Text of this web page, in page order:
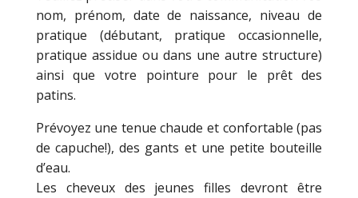
nom, prénom, date de naissance, niveau de
pratique (débutant, pratique occasionnelle,
pratique assidue ou dans une autre structure)
ainsi que votre pointure pour le prêt des
patins.
Prévoyez une tenue chaude et confortable (pas
de capuche!), des gants et une petite bouteille
d’eau.
Les cheveux des jeunes filles devront être